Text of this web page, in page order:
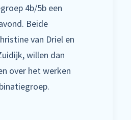
4b/5b een
Beide
van Driel en
willen dan
over het werken